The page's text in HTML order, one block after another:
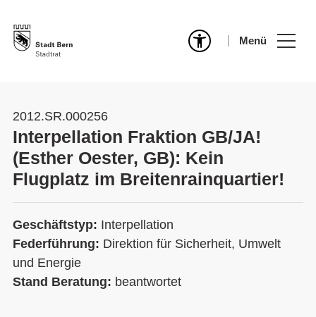
Menü
2012.SR.000256
Interpellation Fraktion GB/JA!
(Esther Oester, GB): Kein
Flugplatz im Breitenrainquartier!
Geschäftstyp: Interpellation
Federführung: Direktion für Sicherheit, Umwelt
und Energie
Stand Beratung: beantwortet